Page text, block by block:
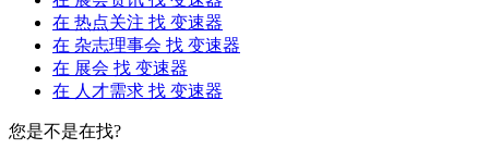
在 热点关注 找 变速器
在 杂志理事会 找 变速器
在 展会 找 变速器
在 人才需求 找 变速器
您是不是在找?